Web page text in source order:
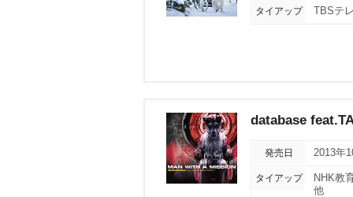
タイアップ TBSテ
database
発売日 2013年
タイアップ
NHK教
他